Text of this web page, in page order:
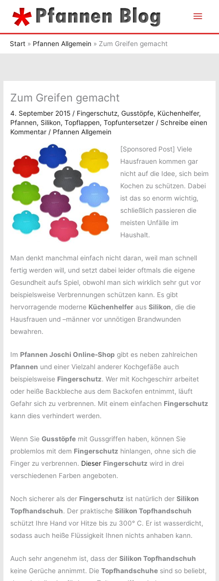
Inhalt
Start Pfannen Allgemein Zum Greifen gemacht
Zum Greifen gemacht
4. September 2015 / Fingerschutz,Gusstöpfe, Küchenhelfer,
Pfannen, Silikon,Topflappen,Topfuntersetzer / Schreibe einen
Kommentar / Pfannen Allgemein
[Sponsored Post] Viele
Hausfrauen kommen gar
nicht auf die Idee, sich beim
Kochen zu schützen. Dabei
ist das so enorm wichtig,
schließlich passieren die
meisten Unfälle im
Haushalt.
Man denkt manchmal einfach nicht daran, weil man schnell
fertig werden will, und setzt dabei leider oftmals die eigene
Gesundheit aufs Spiel, obwohl man sich wirklich sehr gut vor
beispielsweise Verbrennungen schützen kann. Es gibt
hervorragende moderne Küchenhelfer ausSilikon, die die
Hausfrauen und –männer vor unnötigen Brandwunden
bewahren.
Im Pfannen Joschi Online-Shop gibt es neben zahlreichen
Pfannen und einer Vielzahl anderer Kochgefäße auch
beispielsweise Fingerschutz. Wer mit Kochgeschirr arbeitet
oder heiße Backbleche aus dem Backofen entnimmt, läuft
Gefahr sich zu verbrennen. Mit einem einfachen Fingerschutz
kann dies verhindert werden.
Wenn SieGusstöpfe mit Gussgriffen haben, können Sie
problemlos mit dem Fingerschutz hinlangen, ohne sich die
Finger zu verbrennen. Dieser Fingerschutz wird in drei
verschiedenen Farben angeboten.
Noch sicherer als der Fingerschutz ist natürlich derSilikon
Topfhandschuh. Der praktischeSilikon Topfhandschuh
schützt Ihre Hand vor Hitze bis zu 300° C. Er ist wasserdicht,
sodass auch heiße Flüssigkeit Ihnen nichts anhaben kann.
Auch sehr angenehm ist, dass derSilikon Topfhandschuh
keine Gerüche annimmt. DieTopfhandschuhe sind so beliebt,